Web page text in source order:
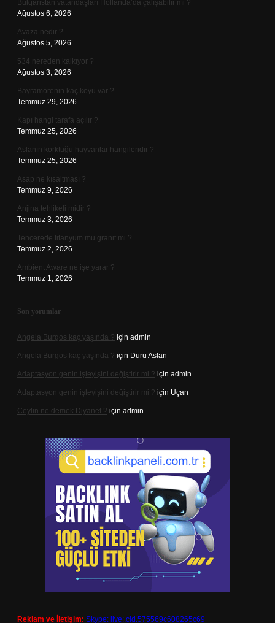
Bulgaristan vatandaşları Hollanda’da çalışabilir mi ?
Ağustos 6, 2026
Avaza nedir ?
Ağustos 5, 2026
534 nereden kalkıyor ?
Ağustos 3, 2026
Bayramörenin kaç köyü var ?
Temmuz 29, 2026
Kapı hangi tarafa açılır ?
Temmuz 25, 2026
Aslanın korktuğu hayvanlar hangileridir ?
Temmuz 25, 2026
Asap ne kısaltması ?
Temmuz 9, 2026
Anjina tehlikeli midir ?
Temmuz 3, 2026
Tencerede titanyum mu granit mi ?
Temmuz 2, 2026
Ambient Aware ne işe yarar ?
Temmuz 1, 2026
Son yorumlar
Angela Burgos kaç yaşında ? için admin
Angela Burgos kaç yaşında ? için Duru Aslan
Adaptasyon genin işleyişini değiştirir mi ? için admin
Adaptasyon genin işleyişini değiştirir mi ? için Uçan
Ceylin ne demek Diyanet ? için admin
Reklam ve İletişim: Skype: live:.cid.575569c608265c69